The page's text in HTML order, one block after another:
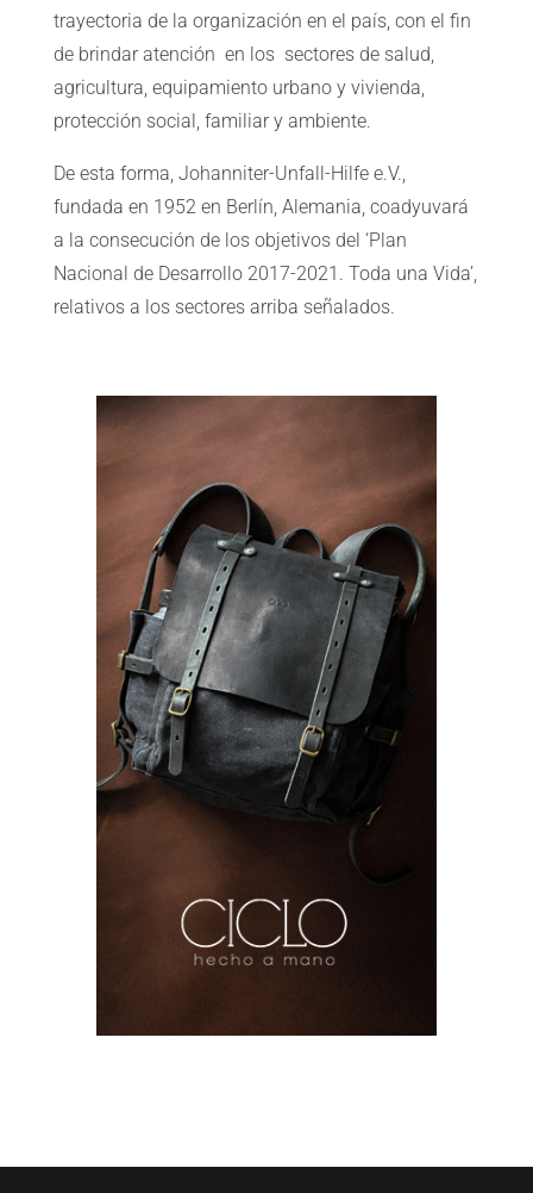
trayectoria de la organización en el país, con el fin
de brindar atención en los sectores de salud,
agricultura, equipamiento urbano y vivienda,
protección social, familiar y ambiente.
De esta forma, Johanniter-Unfall-Hilfe e.V.,
fundada en 1952 en Berlín, Alemania, coadyuvará
a la consecución de los objetivos del ‘Plan
Nacional de Desarrollo 2017-2021. Toda una Vida’,
relativos a los sectores arriba señalados.